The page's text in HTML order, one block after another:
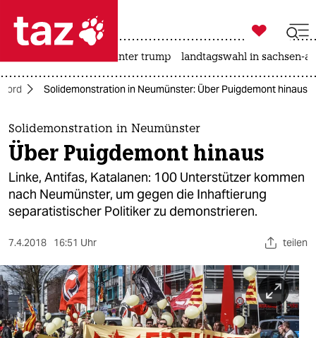
 taz zahl ich
taz zahl ich
themen
politik
öko
gesellschaft
sport
berlin

taz zahl ich
usa unter trump landtagswahl in sachsen-
Nord Solidemonstration in Neumünster: Über Puigdemont hinaus
Solidemonstration in Neumünster
Über Puigdemont hinaus
Linke, Antifas, Katalanen: 100 Unterstützer kommen
nach Neumünster, um gegen die Inhaftierung
separatistischer Politiker zu demonstrieren.
7.4.2018 16:51 Uhr teilen